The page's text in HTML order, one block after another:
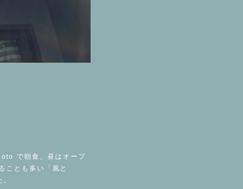
で朝食、昼はオープ
ことも多い「風と